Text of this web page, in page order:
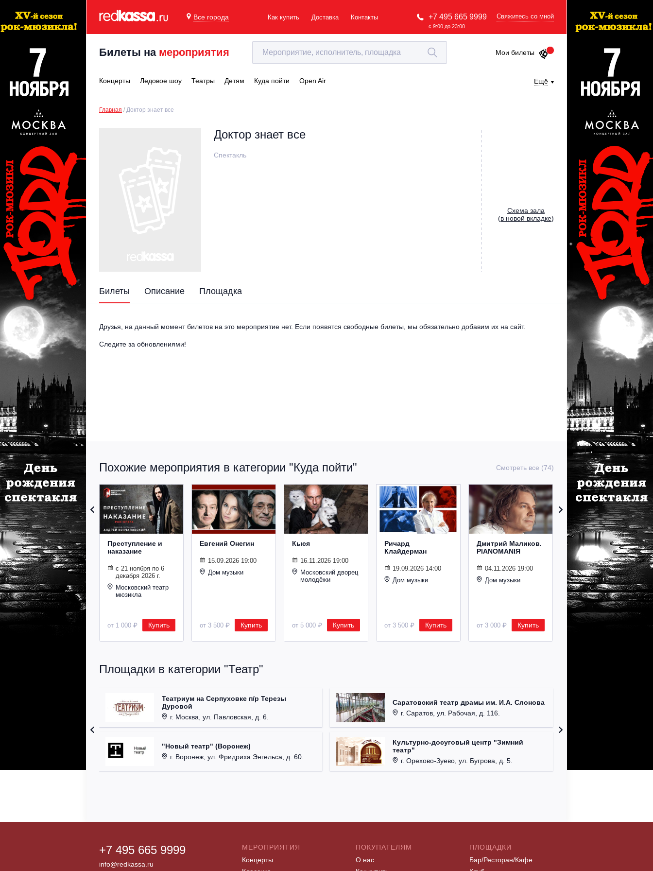
Все города Как купить Доставка Контакты +7 495 665 9999
с 9:00 до 23:00
Свяжитесь со мной
Билеты на мероприятия Мои билеты
Концерты Ледовое шоу Театры Детям Куда пойти Open Air Ещё
Главная Доктор знает все
Доктор знает все
Спектакль
Cхема зала
(в новой вкладке)
Билеты Описание Площадка
Друзья, на данный момент билетов на это мероприятие нет. Если появятся свободные билеты, мы обязательно добавим их на сайт.
Следите за обновлениями!
Похожие мероприятия в категории "Куда пойти" Смотреть все (74)
Преступление и
наказание
с 21 ноября по 6
декабря 2026 г.
Московский театр
мюзикла
от 1 000 ₽ Купить
Евгений Онегин
15.09.2026 19:00
Дом музыки
от 3 500 ₽ Купить
Кыся
16.11.2026 19:00
Московский дворец
молодёжи
от 5 000 ₽ Купить
Ричард
Клайдерман
19.09.2026 14:00
Дом музыки
от 3 500 ₽ Купить
Дмитрий Маликов.
PIANOMANIЯ
04.11.2026 19:00
Дом музыки
от 3 000 ₽ Купить
Рождественский
концерт
Владимира
Спивакова
24.12.2026 19:00
Дом музыки
Площадки в категории "Театр"
Театриум на Серпуховке п/р Терезы
Дуровой
г. Москва, ул. Павловская, д. 6.
"Новый театр" (Воронеж)
г. Воронеж, ул. Фридриха Энгельса, д. 60.
Саратовский театр драмы им. И.А. Слонова
г. Саратов, ул. Рабочая, д. 116.
Культурно-досуговый центр "Зимний
театр"
г. Орехово-Зуево, ул. Бугрова, д. 5.
+7 495 665 9999
info@redkassa.ru
МЕРОПРИЯТИЯ
Концерты
ПОКУПАТЕЛЯМ
О нас
ПЛОЩАДКИ
Бар/Ресторан/Кафе